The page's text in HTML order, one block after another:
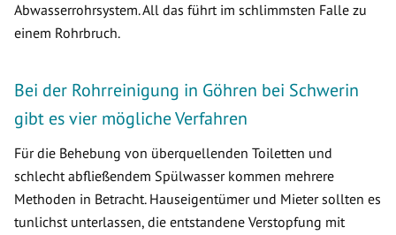
Abwasserrohrsystem. All das führt im schlimmsten Falle zu
einem Rohrbruch.
Bei der Rohrreinigung in Göhren bei Schwerin
gibt es vier mögliche Verfahren
Für die Behebung von überquellenden Toiletten und
schlecht abfließendem Spülwasser kommen mehrere
Methoden in Betracht. Hauseigentümer und Mieter sollten es
tunlichst unterlassen, die entstandene Verstopfung mit